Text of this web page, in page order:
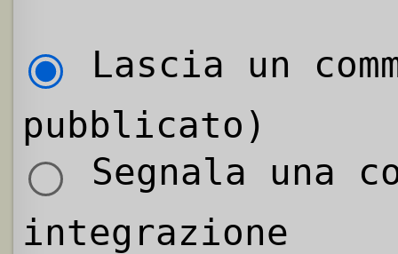
Lascia un
pubblicato)
Segnala una
integrazione